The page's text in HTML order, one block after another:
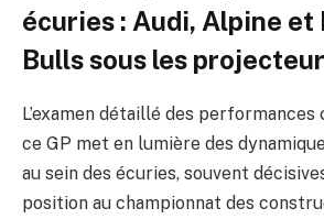
écuries : Audi, Alpine et
Bulls sous les
L’examen détaillé des
ce GP met en lumière des
au sein des écuries, souvent
position au championnat des